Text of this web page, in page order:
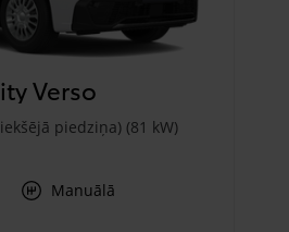
Verso
piedziņa) (81 kW)
Manuālā